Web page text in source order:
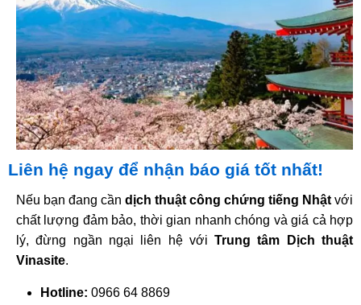
Liên hệ ngay để nhận báo giá tốt nhất!
Nếu bạn đang cần dịch thuật công chứng tiếng Nhật với
chất lượng đảm bảo, thời gian nhanh chóng và giá cả hợp
lý, đừng ngần ngại liên hệ vớiTrung tâm Dịch thuật
Vinasite.
Hotline: 0966 64 8869